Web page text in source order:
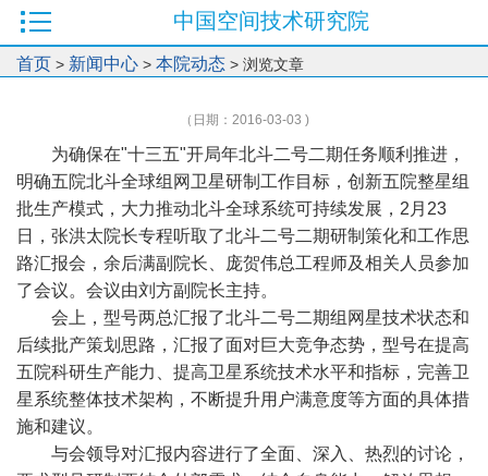
中国空间技术研究院
首页 > 新闻中心 > 本院动态 > 浏览文章
（日期：2016-03-03 )
为确保在"十三五"开局年北斗二号二期任务顺利推进，
明确五院北斗全球组网卫星研制工作目标，创新五院整星组
批生产模式，大力推动北斗全球系统可持续发展，2月23
日，张洪太院长专程听取了北斗二号二期研制策化和工作思
路汇报会，余后满副院长、庞贺伟总工程师及相关人员参加
了会议。会议由刘方副院长主持。
会上，型号两总汇报了北斗二号二期组网星技术状态和
后续批产策划思路，汇报了面对巨大竞争态势，型号在提高
五院科研生产能力、提高卫星系统技术水平和指标，完善卫
星系统整体技术架构，不断提升用户满意度等方面的具体措
施和建议。
与会领导对汇报内容进行了全面、深入、热烈的讨论，